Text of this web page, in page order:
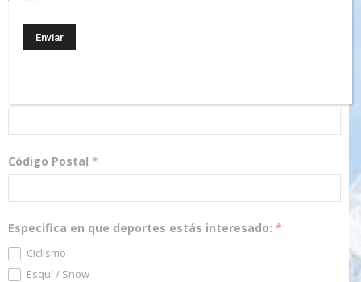
¡Regístrate! Te mantendremos informado de las novedades y
podrás participar en nuestros sorteos.
Código Postal *
Especifica en que deportes estás interesado: *
Ciclismo
Esquí / Snow